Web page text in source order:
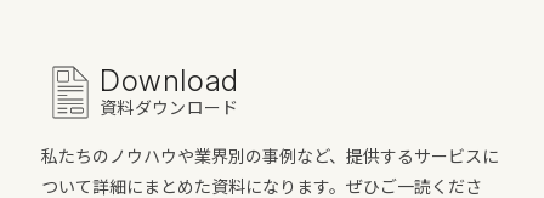
Download
資料ダウンロード
私たちのノウハウや業界別の事例など、提供するサービスに
ついて詳細にまとめた資料になります。ぜひご一読くださ